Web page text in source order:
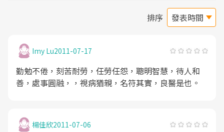
排序
Imy Lu2011-07-17
勤勉不倦，刻苦耐勞，任勞任怨，聰明智慧，待人和
善，處事圓融，，視病猶親，名符其實，良醫是也。
楊佳欣2011-07-06